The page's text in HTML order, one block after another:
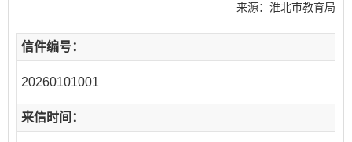
来源：淮北市教育局
信件编号：
20260101001
来信时间：